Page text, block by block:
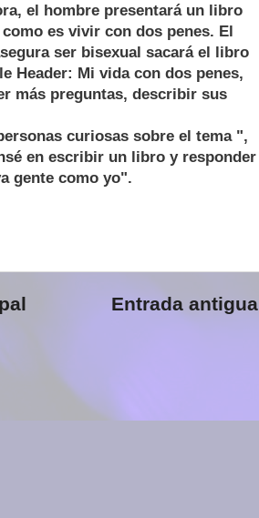
el hombre presentará un libro
es vivir con dos penes. El
ser bisexual sacará el libro
Header: Mi vida con dos penes,
más preguntas, describir sus
curiosas sobre el tema ",
en escribir un libro y responder
gente como yo".
Entrada antigua